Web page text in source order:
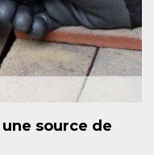
source de